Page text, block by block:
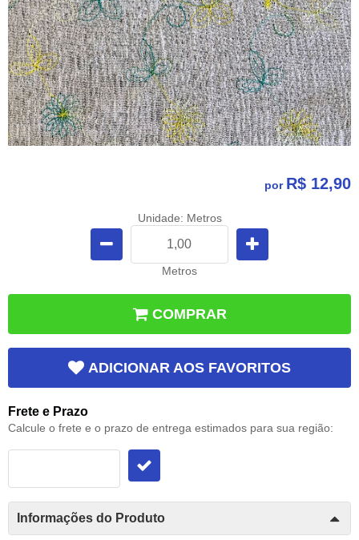
por R$ 12,90
Unidade: Metros
Metros
COMPRAR
ADICIONAR AOS FAVORITOS
Frete e Prazo
Calcule o frete e o prazo de entrega estimados para sua região:
Informações do Produto